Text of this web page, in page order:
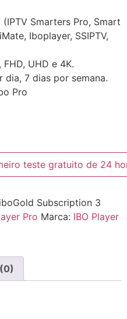
Smarters Pro, Smart
Iboplayer, SSIPTV,
UHD e 4K.
7 dias por semana.
Pro
teste gratuito de 24
iboGold Subscription 3
Pro Marca: IBO Player